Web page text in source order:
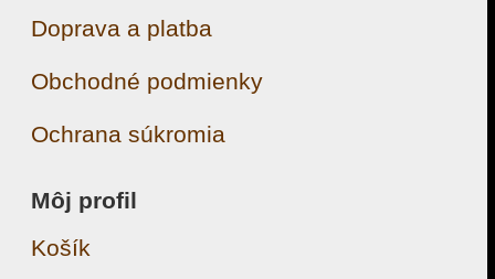
Doprava a platba
Obchodné podmienky
Ochrana súkromia
Môj profil
Košík